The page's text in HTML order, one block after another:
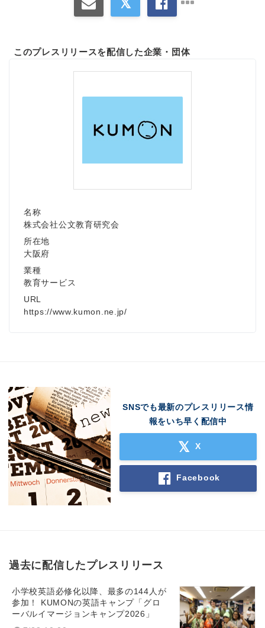
このプレスリリースを配信した企業・団体
名称
株式会社公文教育研究会
所在地
大阪府
業種
教育サービス
URL
https://www.kumon.ne.jp/
SNSでも最新のプレスリリース情
報をいち早く配信中
X
Facebook
過去に配信したプレスリリース
小学校英語必修化以降、最多の144人が
参加！ KUMONの英語キャンプ「グロ
ーバルイマージョンキャンプ2026」